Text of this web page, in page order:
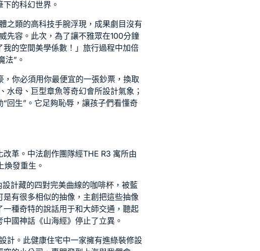
的科幻世界。
之類的高科技手腕浮現，成果劇目沒有
先容。此次，為了讓不雅眾在100分鐘
我的空間美學係數！」旅行過程中加倍
法”。
你必須用你最便宜的一張鈔票，換取
水母、巨型章魚等奇幻會所設計氣象；
回生”。它足夠恥辱，讓孩子們看懂奇
改革。中法創作團隊經THE R3 寓所由
煥發重生。
設計藏的四對完美曲線的咖啡杯，被藍
有很多相似的抽像，主創把這些抽像
種奇特的說話用于和大師交通，聽起
國神話《山海經》停止了立異。
計 。此健康住宅中一家擁有進綠裝修設